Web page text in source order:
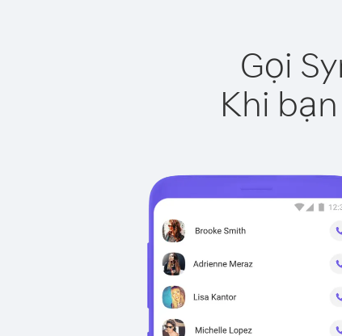
Gọi
Khi